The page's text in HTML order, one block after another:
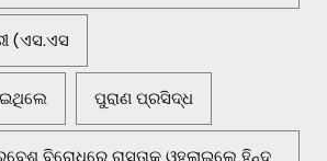
(ଏସ.ଏସ
ପୁରାଣ ପ୍ରସିଦ୍ଧ
ବିରୋଧରେ ରାସ୍ତାକୁ ଓହ୍ଲାଇଲେ ହିନ୍ଦୁ